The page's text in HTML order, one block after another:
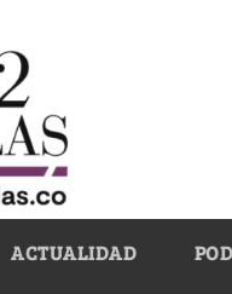
ACTUALIDAD